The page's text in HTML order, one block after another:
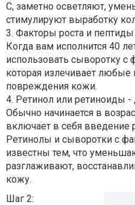
С, заметно осветляют,
стимулируют выработку
3. Факторы роста и
Когда вам исполнится 40
использовать сыворотку с
которая излечивает
повреждения кожи.
4. Ретинол или ретиноиды -
Обычно начинается в
включает в себя введение
Ретинолы и сыворотки с
известны тем, что
разглаживают,
кожу.
Шаг 2: